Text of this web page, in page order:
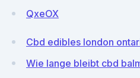
QxeOX
Cbd edibles london
Wie lange bleibt cbd